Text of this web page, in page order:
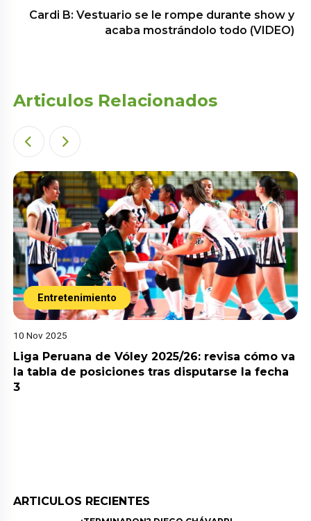
Cardi B: Vestuario se le rompe durante show y
acaba mostrándolo todo (VIDEO)
Articulos Relacionados
Entretenimiento
10 Nov 2025
Liga Peruana de Vóley 2025/26: revisa cómo va
la tabla de posiciones tras disputarse la fecha
3
ARTICULOS RECIENTES